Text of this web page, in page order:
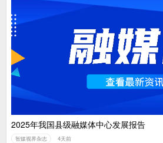
2025年我国县级融媒体中心发展报告
智媒视界杂志 4天前